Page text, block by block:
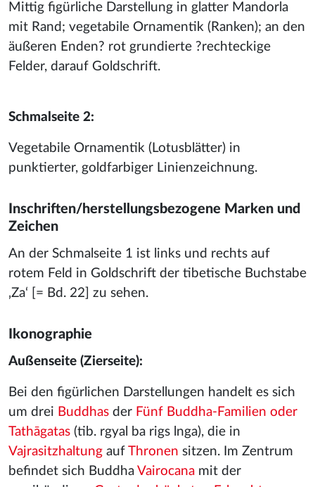
Mittig figürliche Darstellung in glatter Mandorla
mit Rand; vegetabile Ornamentik (Ranken); an den
äußeren Enden? rot grundierte ?rechteckige
Felder, darauf Goldschrift.
Schmalseite 2:
Vegetabile Ornamentik (Lotusblätter) in
punktierter, goldfarbiger Linienzeichnung.
Inschriften/herstellungsbezogene Marken und
Zeichen
An der Schmalseite 1 ist links und rechts auf
rotem Feld in Goldschrift der tibetische Buchstabe
‚Za‘ [= Bd. 22] zu sehen.
Ikonographie
Außenseite (Zierseite):
Bei den figürlichen Darstellungen handelt es sich
um drei Buddhas der Fünf Buddha-Familien oder
Tathāgatas (tib. rgyal ba rigs lnga), die in
Vajrasitzhaltung auf Thronen sitzen. Im Zentrum
befindet sich Buddha Vairocana mit der